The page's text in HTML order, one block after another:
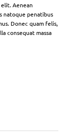
Aenean
natoque penatibus
Donec quam felis,
consequat massa